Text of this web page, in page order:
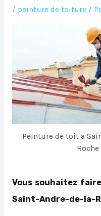
/ peinture de toiture/
Peinture de toit a
Roche
Vous souhaitez
Saint-Andre-de-la-